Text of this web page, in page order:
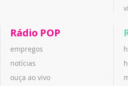
Rádio POP
empregos
notícias
ouça ao vivo